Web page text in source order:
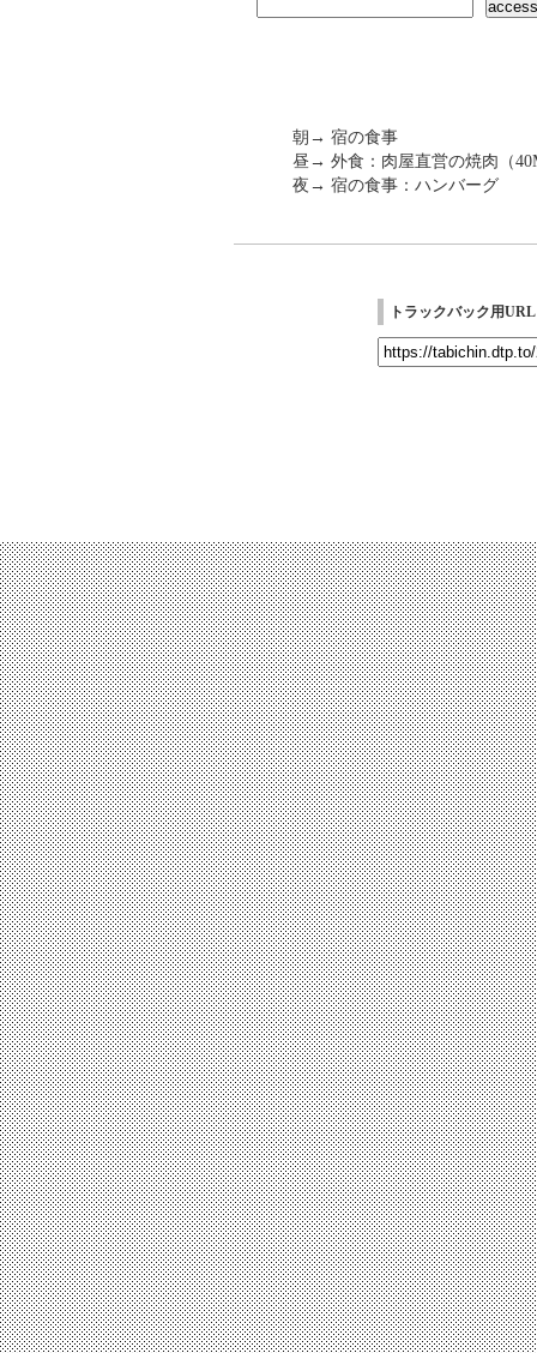
朝→ 宿の食事
昼→ 外食：肉屋直営の焼肉（
夜→ 宿の食事：ハンバーグ
トラックバック用URL